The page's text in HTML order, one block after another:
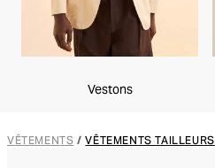
Vestons
VÊTEMENTS / VÊTEMENTS TAILLEURS